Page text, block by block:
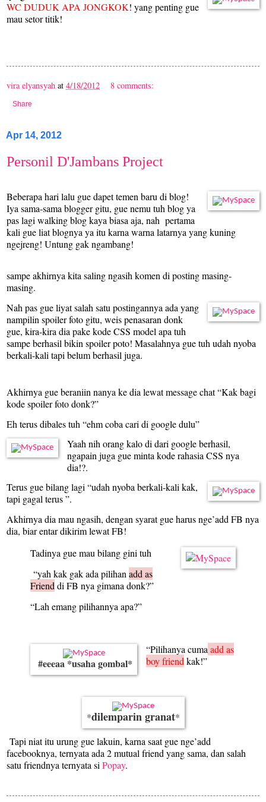
WC DUDUK APA JONGKOK! yang penting gue
mau setor titik!
vira elyansyah at 4/18/2012 8 comments:
Share
Apr 14, 2012
Personil D'Jambans Project
Beberapa hari lalu gue dapet temen baru di blog!
Iya sama-sama blogger gitu, gue nemu tuh blog ya
pas lagi walking blog kaya biasa aja, nah pertama
kali gue liat blognya ya itu karna warna latarnya yang kuning
ngejreng! Untung gak ngambang!
sampe akhirnya kita saling ngasih komen di posting masing-
masing.
Nah pas gue liyat salah satu postingannya ada yang
nampilin spoiler foto gitu, weis penasaran donk
gue, kira-kira dia pake kode CSS model apa tuh
sampe berhasil bikin spoiler poto! Masalahnya gue tuh udah nyoba
berkali-kali tapi belum berhasil juga.
Akhirnya gue beraniin nanya ke dia lewat message chat “Kak bagi
kode spoiler foto donk?”
Eh terus dibales tuh “ehm coba cari di google dulu”
Yaah nih orang kalo di dari google berhasil,
ngapain juga gue minta kode rahasia CSS nya
dia!?.
Terus gue bilang lagi “udah nyoba berkali-kali kak,
tapi gagal terus ”.
Akhirnya dia mau ngasih, dengan syarat gue harus nge’add FB nya
dia, biar entar dikirim lewat FB!
Tadinya gue mau bilang gini tuh
“yah kak gak ada pilihanadd as
Frienddi FB nya gimana donk?”
“Lah emang pilihannya apa?”
#eeeaa *usaha gombal*
“Pilihanya cuma add as
boy friend kak!”
*dilemparin granat*
Tapi niat itu urung gue lakuin, karna saat gue nge’add
facebooknya, ternyata ada 2 mutual friend yang sama, dan salah
satu friendnya ternyata siPopay.